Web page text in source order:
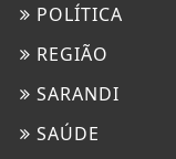
POLÍTICA
REGIÃO
SARANDI
SAÚDE